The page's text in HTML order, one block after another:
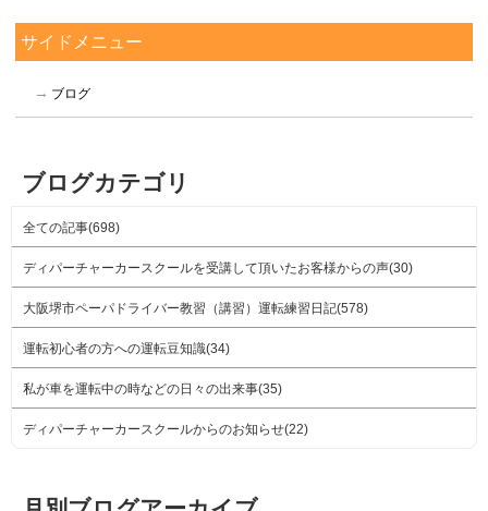
サイドメニュー
ブログ
ブログカテゴリ
全ての記事(698)
ディパーチャーカースクールを受講して頂いたお客様からの声(30)
大阪堺市ペーパドライバー教習（講習）運転練習日記(578)
運転初心者の方への運転豆知識(34)
私が車を運転中の時などの日々の出来事(35)
ディパーチャーカースクールからのお知らせ(22)